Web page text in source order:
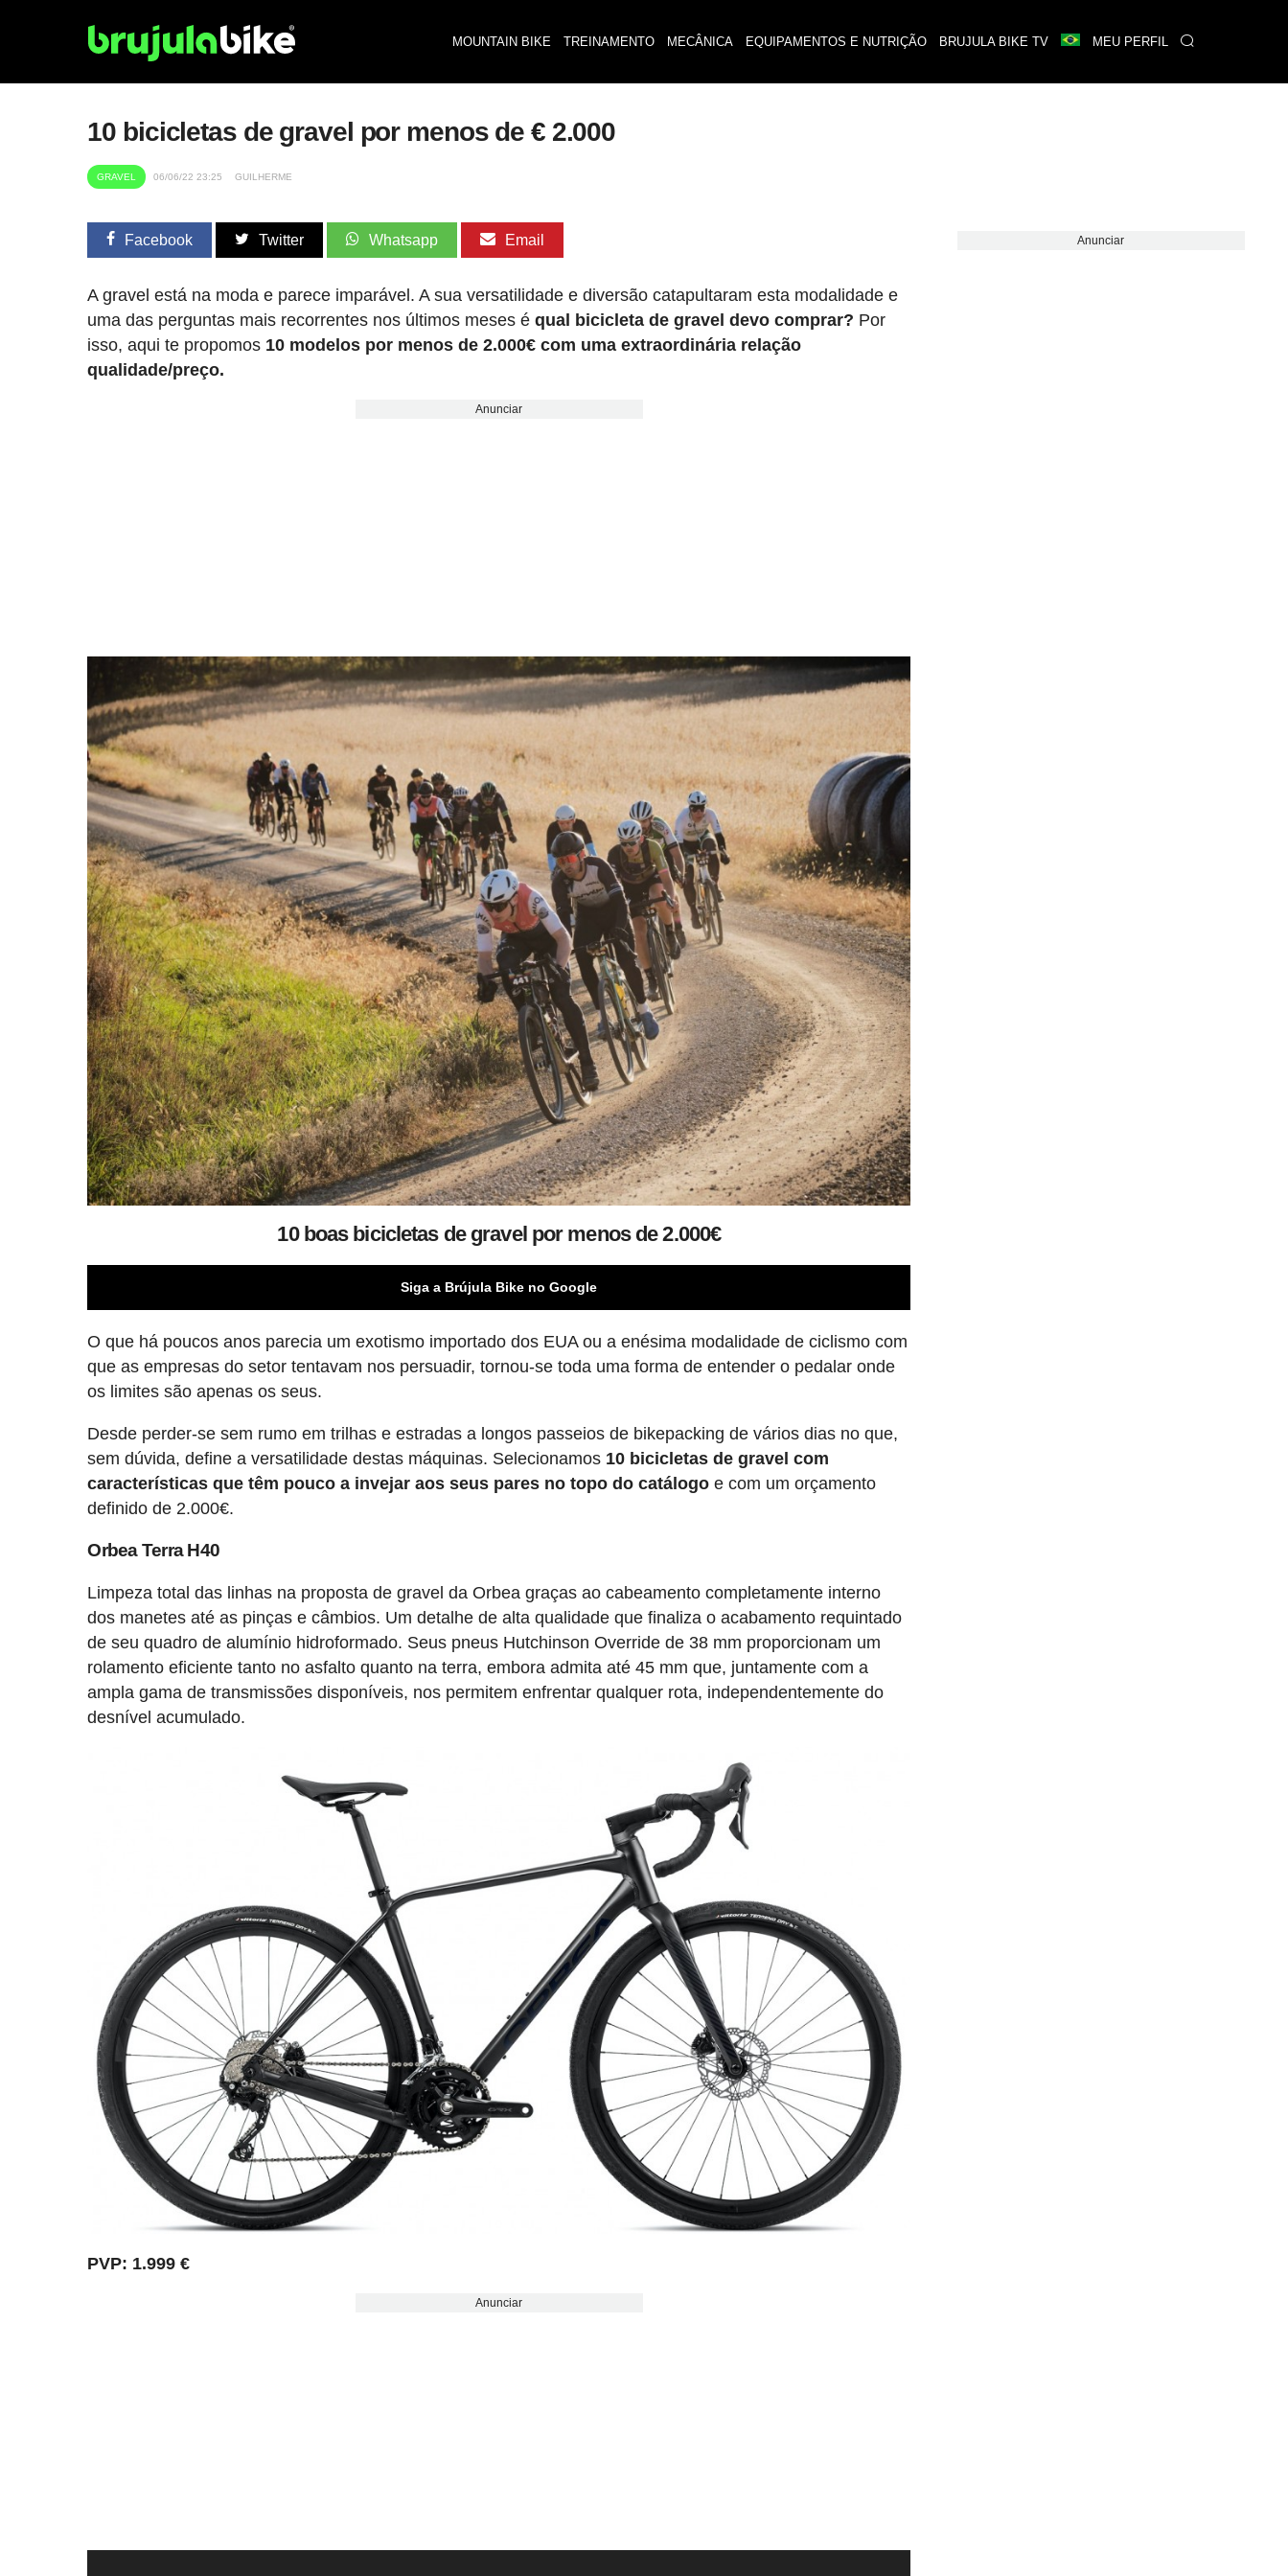
MOUNTAIN BIKE TREINAMENTO MECÂNICA EQUIPAMENTOS E NUTRIÇÃO BRUJULA BIKE TV MEU PERFIL
10 bicicletas de gravel por menos de € 2.000
GRAVEL 06/06/22 23:25 GUILHERME
Facebook Twitter Whatsapp Email
A gravel está na moda e parece imparável. A sua versatilidade e diversão catapultaram esta modalidade e
uma das perguntas mais recorrentes nos últimos meses équal bicicleta de gravel devo comprar? Por
isso, aqui te propomos 10 modelos por menos de 2.000€ com uma extraordinária relação
qualidade/preço.
Anunciar
10 boas bicicletas de gravel por menos de 2.000€
Siga a Brújula Bike no Google
O que há poucos anos parecia um exotismo importado dos EUA ou a enésima modalidade de ciclismo com
que as empresas do setor tentavam nos persuadir, tornou-se toda uma forma de entender o pedalar onde
os limites são apenas os seus.
Desde perder-se sem rumo em trilhas e estradas a longos passeios de bikepacking de vários dias no que,
sem dúvida, define a versatilidade destas máquinas. Selecionamos 10 bicicletas de gravel com
características que têm pouco a invejar aos seus pares no topo do catálogo e com um orçamento
definido de 2.000€.
Orbea Terra H40
Limpeza total das linhas na proposta de gravel da Orbea graças ao cabeamento completamente interno
dos manetes até as pinças e câmbios. Um detalhe de alta qualidade que finaliza o acabamento requintado
de seu quadro de alumínio hidroformado. Seus pneus Hutchinson Override de 38 mm proporcionam um
rolamento eficiente tanto no asfalto quanto na terra, embora admita até 45 mm que, juntamente com a
ampla gama de transmissões disponíveis, nos permitem enfrentar qualquer rota, independentemente do
desnível acumulado.
PVP: 1.999 €
Anunciar
Anunciar